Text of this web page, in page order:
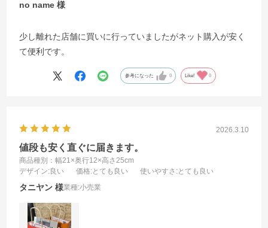
no name
少し離れた店舗に買いに行っていましたがネット購入が安く
て便利です。
参考になった 0 Like! 0
2026.3.10
値段も安く直ぐに届きます。
商品種別：幅21×奥行12×高さ25cm
デザイン:良い 価格:とても良い 使いやすさ :とても良い
タニヤン 業種:小売業